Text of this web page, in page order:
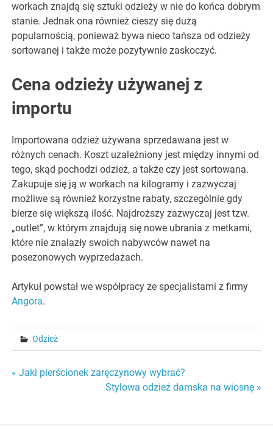
workach znajdą się sztuki odzieży w nie do końca dobrym
stanie. Jednak ona również cieszy się dużą
popularnością, ponieważ bywa nieco tańsza od odzieży
sortowanej i także może pozytywnie zaskoczyć.
Cena odzieży używanej z
importu
Importowana odzież używana sprzedawana jest w
różnych cenach. Koszt uzależniony jest między innymi od
tego, skąd pochodzi odzież, a także czy jest sortowana.
Zakupuje się ją w workach na kilogramy i zazwyczaj
możliwe są również korzystne rabaty, szczególnie gdy
bierze się większą ilość. Najdroższy zazwyczaj jest tzw.
„outlet”, w którym znajdują się nowe ubrania z metkami,
które nie znalazły swoich nabywców nawet na
posezonowych wyprzedażach.
Artykuł powstał we współpracy ze specjalistami z firmy
Angora.
Odzież
Nawigacja
« Jaki pierścionek zaręczynowy wybrać?
Stylowa odzież damska na wiosnę »